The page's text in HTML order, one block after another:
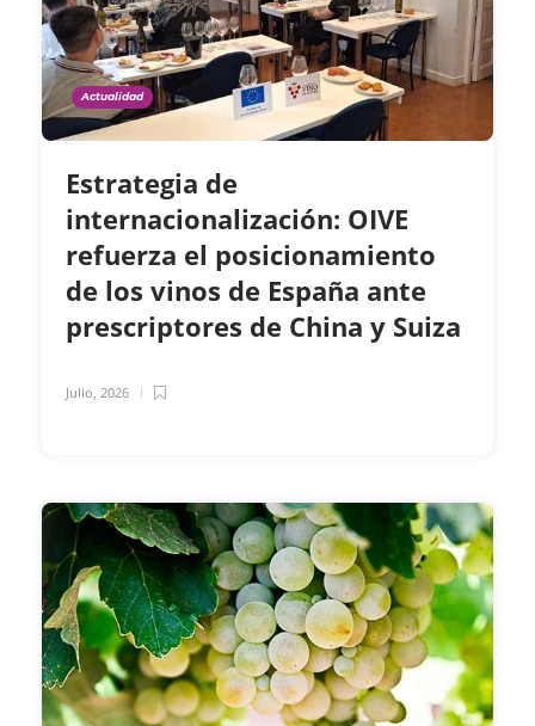
Actualidad
Estrategia de
internacionalización: OIVE
refuerza el posicionamiento
de los vinos de España ante
prescriptores de China y Suiza
Julio, 2026